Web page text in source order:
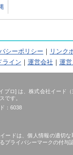
シーポリシー ｜ リンク
ライン ｜ 運営会社 ｜ 運
プロ] は、株式会社イード
です。
：6038
ードは、個人情報の適切
プライバシーマークの付与